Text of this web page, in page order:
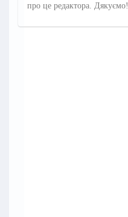
про це редактора. Дякуємо!